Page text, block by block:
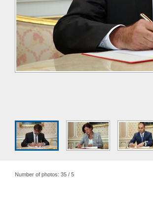
Number of photos: 35 / 5